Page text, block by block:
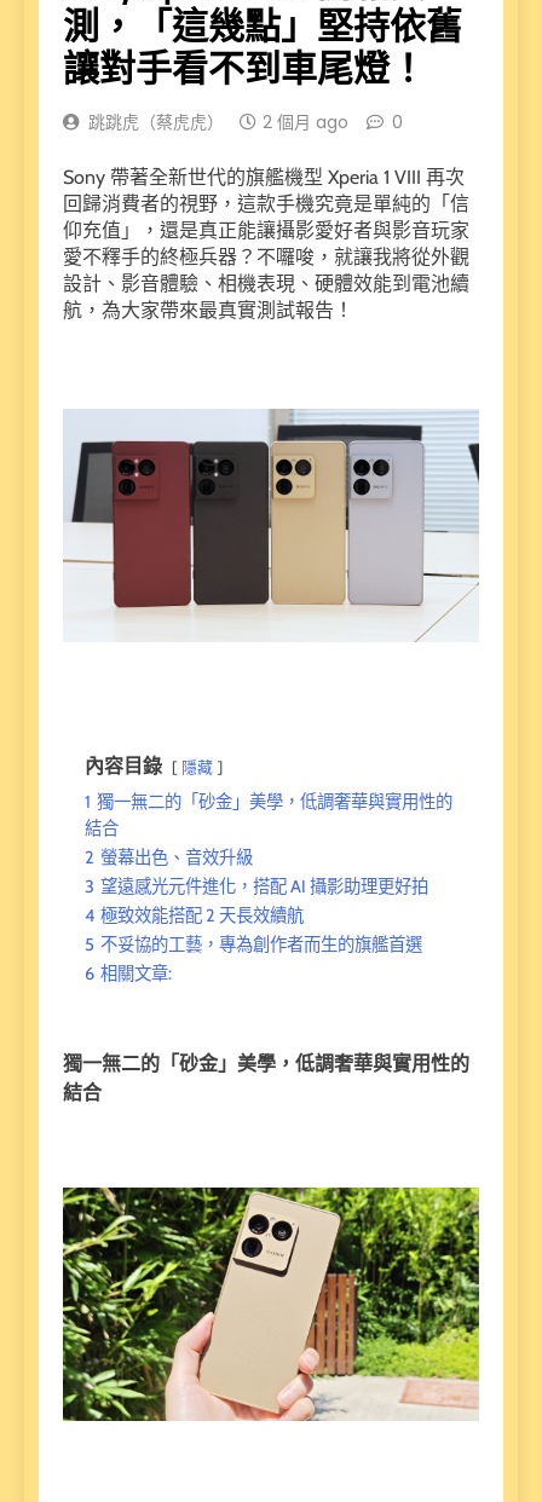
測，「這幾點」堅持依舊
讓對手看不到車尾燈！
跳跳虎（蔡虎虎） 2 個月 ago 0
Sony 帶著全新世代的旗艦機型 Xperia 1 VIII 再次
回歸消費者的視野，這款手機究竟是單純的「信
仰充值」，還是真正能讓攝影愛好者與影音玩家
愛不釋手的終極兵器？不囉唆，就讓我將從外觀
設計、影音體驗、相機表現、硬體效能到電池續
航，為大家帶來最真實測試報告！
內容目錄 隱藏
1 獨一無二的「砂金」美學，低調奢華與實用性的
結合
2 螢幕出色、音效升級
3 望遠感光元件進化，搭配 AI 攝影助理更好拍
4 極致效能搭配 2 天長效續航
5 不妥協的工藝，專為創作者而生的旗艦首選
6 相關文章:
獨一無二的「砂金」美學，低調奢華與實用性的
結合